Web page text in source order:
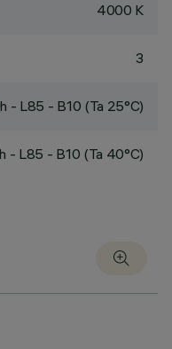
4000 K
3
- L85 - B10 (Ta 25°C)
- L85 - B10 (Ta 40°C)